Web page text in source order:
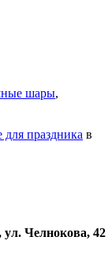
шары,
для праздника в
Челнокова, 42